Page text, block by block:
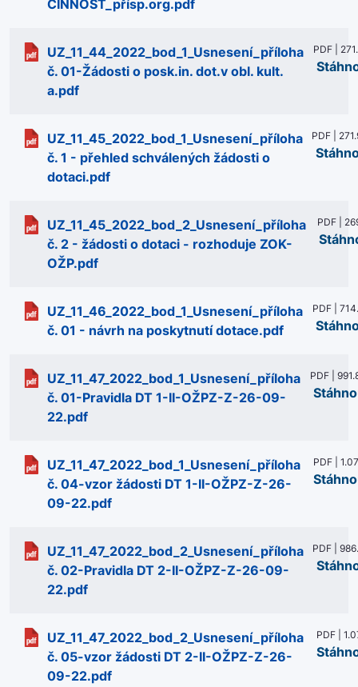
ČINNOST_přísp.org.pdf
UZ_11_44_2022_bod_1_Usnesení_příloha
č. 01-Žádosti o posk.in. dot.v obl. kult.
a.pdf
PDF |
UZ_11_45_2022_bod_1_Usnesení_příloha
č. 1 - přehled schválených žádosti o
dotaci.pdf
PDF |
UZ_11_45_2022_bod_2_Usnesení_příloha
č. 2 - žádosti o dotaci - rozhoduje ZOK-
OŽP.pdf
PDF |
UZ_11_46_2022_bod_1_Usnesení_příloha
č. 01 - návrh na poskytnutí dotace.pdf
PDF |
UZ_11_47_2022_bod_1_Usnesení_příloha
č. 01-Pravidla DT 1-II-OŽPZ-Z-26-09-
22.pdf
PDF |
UZ_11_47_2022_bod_1_Usnesení_příloha
č. 04-vzor žádosti DT 1-II-OŽPZ-Z-26-
09-22.pdf
PDF |
UZ_11_47_2022_bod_2_Usnesení_příloha
č. 02-Pravidla DT 2-II-OŽPZ-Z-26-09-
22.pdf
PDF |
UZ_11_47_2022_bod_2_Usnesení_příloha
č. 05-vzor žádosti DT 2-II-OŽPZ-Z-26-
09-22.pdf
PDF |